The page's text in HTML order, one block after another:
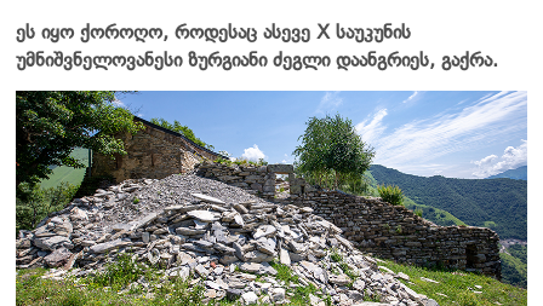
ეს იყო ქოროღო, როდესაც ასევე X საუკუნის
უმნიშვნელოვანესი ზურგიანი ძეგლი დაანგრიეს, გაქრა.